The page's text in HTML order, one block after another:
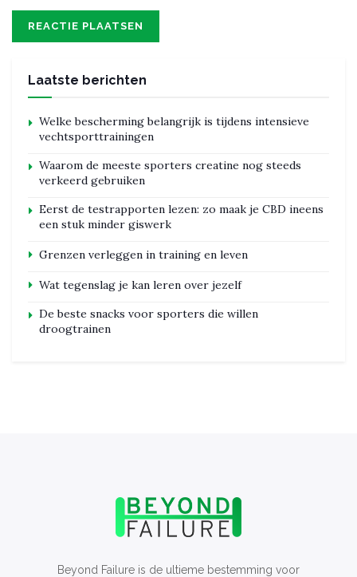
Laatste berichten
Welke bescherming belangrijk is tijdens intensieve
vechtsporttrainingen
Waarom de meeste sporters creatine nog steeds
verkeerd gebruiken
Eerst de testrapporten lezen: zo maak je CBD ineens
een stuk minder giswerk
Grenzen verleggen in training en leven
Wat tegenslag je kan leren over jezelf
De beste snacks voor sporters die willen
droogtrainen
Beyond Failure is de ultieme bestemming voor